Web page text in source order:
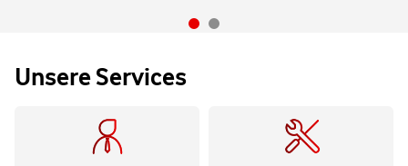
Unsere Services